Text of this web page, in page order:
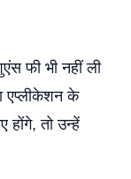
फी भी नहीं ली
एप्लीकेशन के
होंगे, तो उन्हें